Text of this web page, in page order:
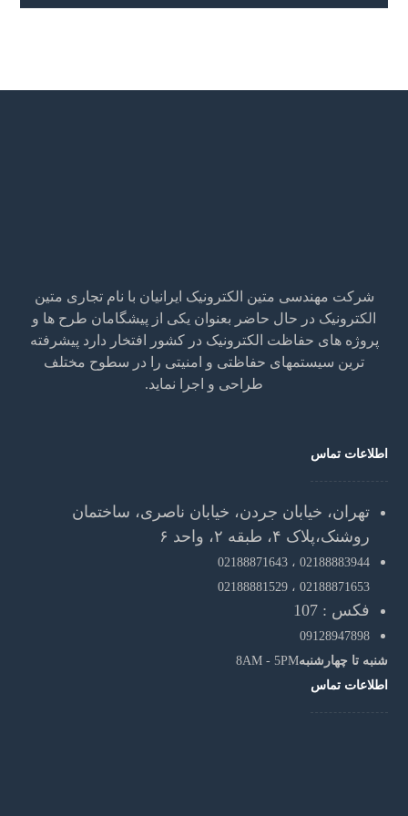
شرکت مهندسی متین الکترونیک ایرانیان با نام تجاری متین
الکترونیک در حال حاضر بعنوان یکی از پیشگامان طرح ها و
پروژه های حفاظت الکترونیک در کشور افتخار دارد پیشرفته
ترین سیستمهای حفاظتی و امنیتی را در سطوح مختلف
طراحی و اجرا نماید.
اطلاعات تماس
تهران، خیابان جردن، خیابان ناصری، ساختمان
روشنک،پلاک ۴، طبقه ۲، واحد ۶
02188883944 ،
02188871643
02188871653 ،
02188881529
فکس : 107
09128947898
شنبه تا چهارشنبه8AM - 5PM
اطلاعات تماس